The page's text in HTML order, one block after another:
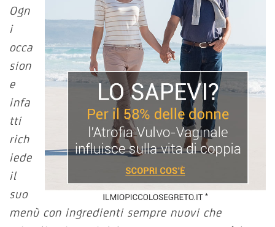
Ogn
i
occa
sion
e
infa
tti
rich
iede
il
suo
menù con ingredienti sempre nuovi che